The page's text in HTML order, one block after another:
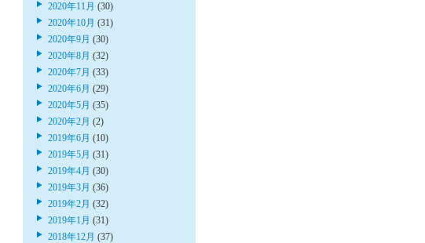
2020年11月 (30)
2020年10月 (31)
2020年9月 (30)
2020年8月 (32)
2020年7月 (33)
2020年6月 (29)
2020年5月 (35)
2020年2月 (2)
2019年6月 (10)
2019年5月 (31)
2019年4月 (30)
2019年3月 (36)
2019年2月 (32)
2019年1月 (31)
2018年12月 (37)